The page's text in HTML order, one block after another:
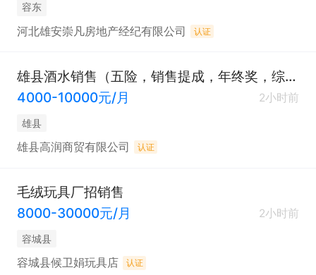
容东
河北雄安崇凡房地产经纪有限公司 认证
雄县酒水销售（五险，销售提成，年终奖，综合补助）
4000-10000元/月
2小时前
雄县
雄县高润商贸有限公司 认证
毛绒玩具厂招销售
8000-30000元/月
2小时前
容城县
容城县候卫娟玩具店 认证